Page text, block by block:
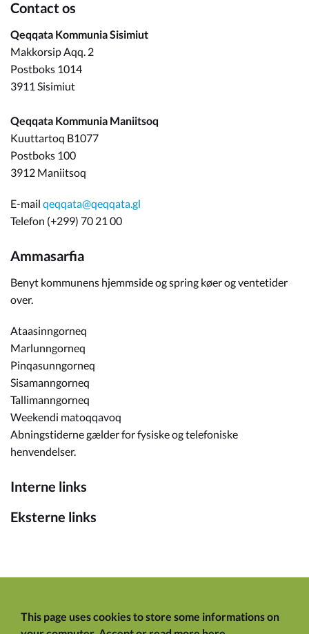
Om_kommunen
Contact os
Qeqqata Kommunia Sisimiut
Makkorsip Aqq. 2
Postboks 1014
3911 Sisimiut
Qeqqata Kommunia Maniitsoq
Kuuttartoq B1077
Postboks 100
3912 Maniitsoq
E-mail qeqqata@qeqqata.gl
Telefon (+299) 70 21 00
Ammasarfia
Benyt kommunens hjemmside og spring køer og ventetider
over.
Ataasinngorneq
Marlunngorneq
Pinqasunngorneq
Sisamanngorneq
Tallimanngorneq
Weekendi matoqqavoq
Abningstiderne gælder for fysiske og telefoniske
henvendelser.
Interne links
Eksterne links
This page uses cookies to store some informations on